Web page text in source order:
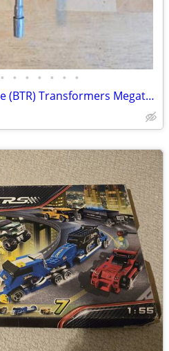
• • • • • • •
Used Hasbro Built To Rule (BTR) Transformers Megatron